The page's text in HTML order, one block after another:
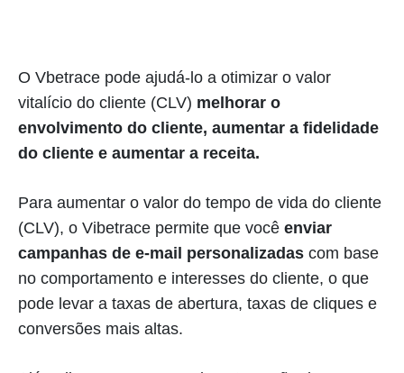
O Vbetrace pode ajudá-lo a otimizar o valor
vitalício do cliente (CLV) melhorar o
envolvimento do cliente, aumentar a fidelidade
do cliente e aumentar a receita.
Para aumentar o valor do tempo de vida do cliente
(CLV), o Vibetrace permite que você enviar
campanhas de e-mail personalizadas com base
no comportamento e interesses do cliente, o que
pode levar a taxas de abertura, taxas de cliques e
conversões mais altas.